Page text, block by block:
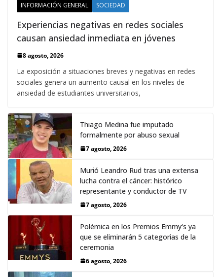
INFORMACIÓN GENERAL SOCIEDAD
Experiencias negativas en redes sociales
causan ansiedad inmediata en jóvenes
8 agosto, 2026
La exposición a situaciones breves y negativas en redes
sociales genera un aumento causal en los niveles de
ansiedad de estudiantes universitarios,
Thiago Medina fue imputado
formalmente por abuso sexual
7 agosto, 2026
Murió Leandro Rud tras una extensa
lucha contra el cáncer: histórico
representante y conductor de TV
7 agosto, 2026
Polémica en los Premios Emmy‘s ya
que se eliminarán 5 categorias de la
ceremonia
6 agosto, 2026